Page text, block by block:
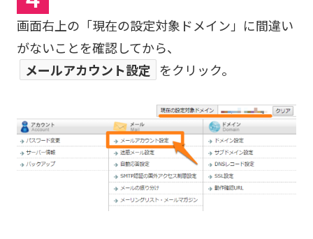
画面右上の「現在の設定対象ドメイン」に間違い
がないことを確認してから、
メールアカウント設定 をクリック。